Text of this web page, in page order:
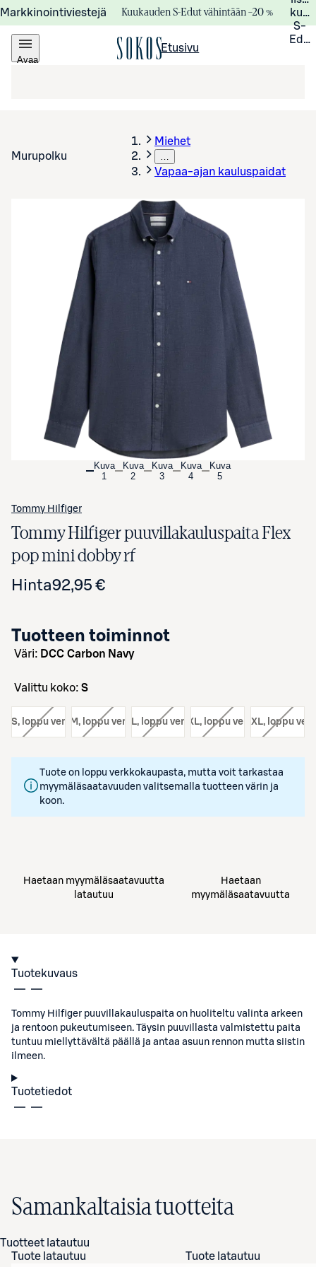
Markkinointiviestejä Kuukauden S-Edut vähintään –20 %
S-
Avaa
Etusivu
Murupolku
Miehet
…
Vapaa-ajan kauluspaidat
Kuva
1
Kuva
2
Kuva
3
Kuva
4
Kuva
5
Tommy Hilfiger
Tommy Hilfiger puuvillakauluspaita Flex
pop mini dobby rf
Hinta92,95 €
Tuotteen toiminnot
väri: DCC Carbon Navy
Valittu koko: S
S, loppu verkosta
koko: M, loppu verkosta
koko: L, loppu verkosta
koko: XL, loppu verkosta
koko: XXL, loppu
Tuote on loppu verkkokaupasta, mutta voit tarkastaa
myymäläsaatavuuden valitsemalla tuotteen värin ja
koon.
Haetaan myymäläsaatavuutta
latautuu
Haetaan
myymäläsaatavuutta
Tuotekuvaus
Tommy Hilfiger puuvillakauluspaita on huoliteltu valinta arkeen
ja rentoon pukeutumiseen. Täysin puuvillasta valmistettu paita
tuntuu miellyttävältä päällä ja antaa asuun rennon mutta siistin
ilmeen.
Tuotetiedot
Samankaltaisia tuotteita
Tuotteet latautuu
Tuote latautuu
Tuote latautuu